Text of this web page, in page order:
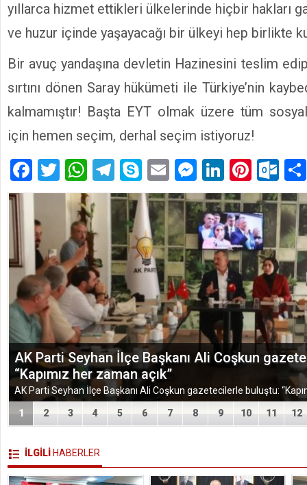
yıllarca hizmet ettikleri ülkelerinde hiçbir hakları
ve huzur içinde yaşayacağı bir ülkeyi hep birlikte
Bir avuç yandaşına devletin Hazinesini teslim
sırtını dönen Saray hükümeti ile Türkiye’nin
kalmamıştır! Başta EYT olmak üzere tüm
için hemen seçim, derhal seçim istiyoruz!
Facebook
Twitter
WhatsApp
Telegram
SkypeEmailMessenger
LinkedIn
TÜGEM Adana Temmuz Ayı Toplantısında Yol
1 2 3 4 5 6 7 8 9 10 11 12
İLGİLİ HABERLER